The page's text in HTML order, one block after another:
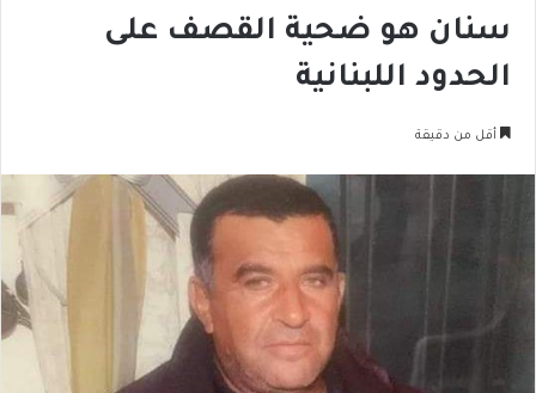
سنان هو ضحية القصف على
الحدود اللبنانية
أقل من دقيقة